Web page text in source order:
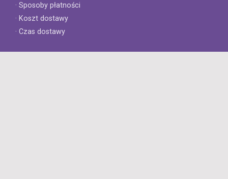
· Sposoby płatności
· Koszt dostawy
· Czas dostawy